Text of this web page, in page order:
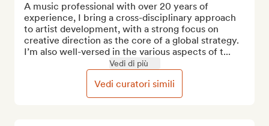
A music professional with over 20 years of
experience, I bring a cross-disciplinary approach
to artist development, with a strong focus on
creative direction as the core of a global strategy.
I’m also well-versed in the various aspects of t...
Vedi di più
Vedi curatori simili